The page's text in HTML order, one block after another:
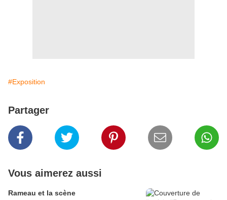
#Exposition
Partager
Vous aimerez aussi
Rameau et la scène